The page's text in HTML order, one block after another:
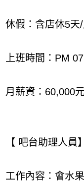
休假：含店休5天
上班時間：PM
月薪資：60,000
【 吧台助理人員】
工作內容：會水